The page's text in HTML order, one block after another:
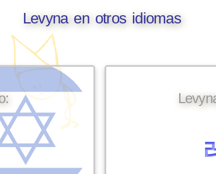
Levyna en otros idiomas